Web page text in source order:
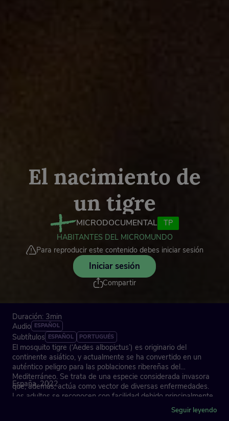
El nacimiento de
un tigre
MICRODOCUMENTAL
TP
HABITANTES DEL MICROMUNDO
Para reproducir este contenido debes iniciar sesión
Iniciar sesión
Compartir
Duración: 3min
Audio ESPAÑOL
Subtítulos ESPAÑOL PORTUGUÉS
El mosquito tigre (‘Aedes albopictus’) es originario del
continente asiático, y actualmente se ha convertido en un
auténtico peligro para las poblaciones ribereñas del
Mediterráneo. Se trata de una especie considerada invasora
que, además, actúa como vector de diversas enfermedades.
Los adultos se reconocen con facilidad debido principalmente
a las franjas blancas de sus patas y, sobre todo, a la
conspicua línea blanca que recorre la parte dorsal del tórax.
España, 2022
Seguir leyendo